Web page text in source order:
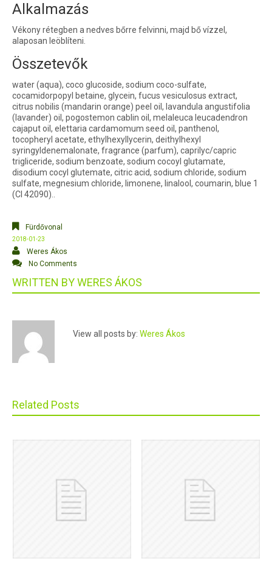
Alkalmazás
Vékony rétegben a nedves bőrre felvinni, majd bő vízzel,
alaposan leöblíteni.
Összetevők
water (aqua), coco glucoside, sodium coco-sulfate,
cocamidorpopyl betaine, glycein, fucus vesiculosus extract,
citrus nobilis (mandarin orange) peel oil, lavandula angustifolia
(lavander) oil, pogostemon cablin oil, melaleuca leucadendron
cajaput oil, elettaria cardamomum seed oil, panthenol,
tocopheryl acetate, ethylhexyllycerin, deithylhexyl
syringyldenemalonate, fragrance (parfum), caprilyc/capric
trigliceride, sodium benzoate, sodium cocoyl glutamate,
disodium cocyl glutemate, citric acid, sodium chloride, sodium
sulfate, megnesium chloride, limonene, linalool, coumarin, blue 1
(CI 42090)..
Fürdővonal
2018-01-23
Weres Ákos
No Comments
WRITTEN BYWERES ÁKOS
View all posts by: Weres Ákos
Related Posts